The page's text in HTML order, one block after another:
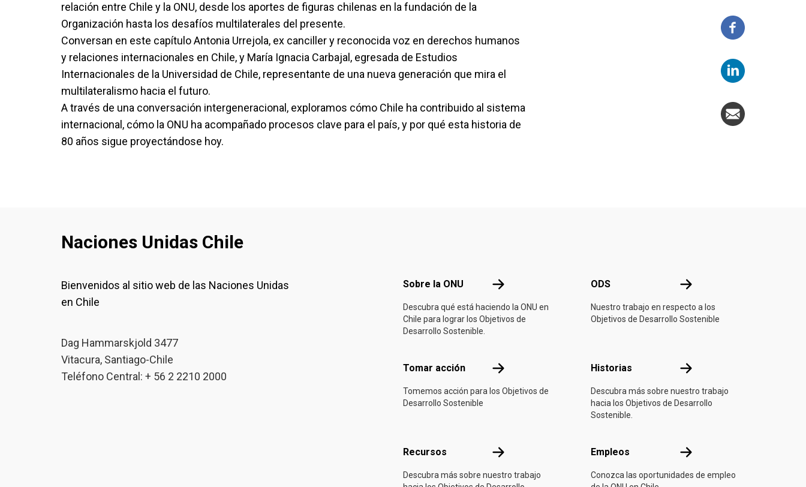
relación entre Chile y la ONU, desde los aportes de figuras chilenas en la fundación de la
Organización hasta los desafíos multilaterales del presente.
Conversan en este capítulo Antonia Urrejola, ex canciller y reconocida voz en derechos humanos
y relaciones internacionales en Chile, y María Ignacia Carbajal, egresada de Estudios
Internacionales de la Universidad de Chile, representante de una nueva generación que mira el
multilateralismo hacia el futuro.
A través de una conversación intergeneracional, exploramos cómo Chile ha contribuido al sistema
internacional, cómo la ONU ha acompañado procesos clave para el país, y por qué esta historia de
80 años sigue proyectándose hoy.
Naciones Unidas Chile
Bienvenidos al sitio web de las Naciones Unidas
en Chile
Dag Hammarskjold 3477
Vitacura, Santiago-Chile
Teléfono Central: + 56 2 2210 2000
Sobre la ONU Sobre la ONU
Descubra qué está haciendo la ONU en
Chile para lograr los Objetivos de
Desarrollo Sostenible.
ODS ODS
Nuestro trabajo en respecto a los
Objetivos de Desarrollo Sostenible
Tomar acción Tomar acción
Tomemos acción para los Objetivos de
Desarrollo Sostenible
Historias Historias
Descubra más sobre nuestro trabajo
hacia los Objetivos de Desarrollo
Sostenible.
Recursos Recursos
Descubra más sobre nuestro trabajo
Empleos Empleos
Conozca las oportunidades de empleo